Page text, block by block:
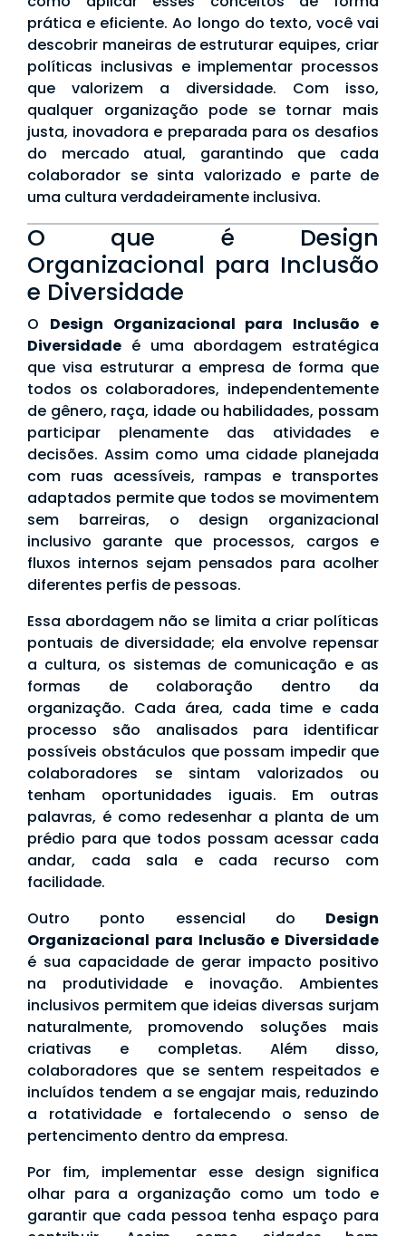
prática e eficiente. Ao longo do texto, você vai
descobrir maneiras de estruturar equipes, criar
políticas inclusivas e implementar processos
que valorizem a diversidade. Com isso,
qualquer organização pode se tornar mais
justa, inovadora e preparada para os desafios
do mercado atual, garantindo que cada
colaborador se sinta valorizado e parte de
uma cultura verdadeiramente inclusiva.
O que é Design
Organizacional para Inclusão
e Diversidade
O Design Organizacional para Inclusão e
Diversidade é uma abordagem estratégica
que visa estruturar a empresa de forma que
todos os colaboradores, independentemente
de gênero, raça, idade ou habilidades, possam
participar plenamente das atividades e
decisões. Assim como uma cidade planejada
com ruas acessíveis, rampas e transportes
adaptados permite que todos se movimentem
sem barreiras, o design organizacional
inclusivo garante que processos, cargos e
fluxos internos sejam pensados para acolher
diferentes perfis de pessoas.
Essa abordagem não se limita a criar políticas
pontuais de diversidade; ela envolve repensar
a cultura, os sistemas de comunicação e as
formas de colaboração dentro da
organização. Cada área, cada time e cada
processo são analisados para identificar
possíveis obstáculos que possam impedir que
colaboradores se sintam valorizados ou
tenham oportunidades iguais. Em outras
palavras, é como redesenhar a planta de um
prédio para que todos possam acessar cada
andar, cada sala e cada recurso com
facilidade.
Outro ponto essencial do Design
Organizacional para Inclusão e Diversidade
é sua capacidade de gerar impacto positivo
na produtividade e inovação. Ambientes
inclusivos permitem que ideias diversas surjam
naturalmente, promovendo soluções mais
criativas e completas. Além disso,
colaboradores que se sentem respeitados e
incluídos tendem a se engajar mais, reduzindo
a rotatividade e fortalecendo o senso de
pertencimento dentro da empresa.
Por fim, implementar esse design significa
olhar para a organização como um todo e
garantir que cada pessoa tenha espaço para